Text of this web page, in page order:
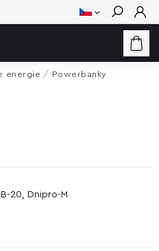
Hledat
energie / Powerbanky
20, Dnipro-M